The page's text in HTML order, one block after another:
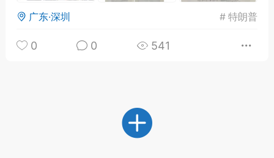
谷气行、营卫通：内经视角
下的脾胃调养要义
广东·深圳 #特朗普
0 0 541